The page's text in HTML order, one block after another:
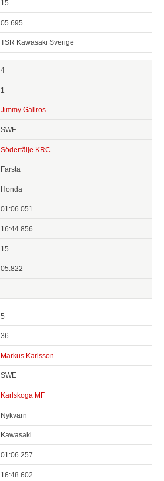
15
05.695
TSR Kawasaki Sverige
4
1
Jimmy Gällros
SWE
Södertälje KRC
Farsta
Honda
01:06.051
16:44.856
15
05.822
5
36
Markus Karlsson
SWE
Karlskoga MF
Nykvarn
Kawasaki
01:06.257
16:48.602